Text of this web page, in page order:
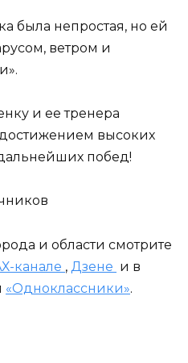
была непростая, но ей
ветром и
и ее тренера
высоких
побед!
и области смотрите
канале , Дзене и в
«Одноклассники».